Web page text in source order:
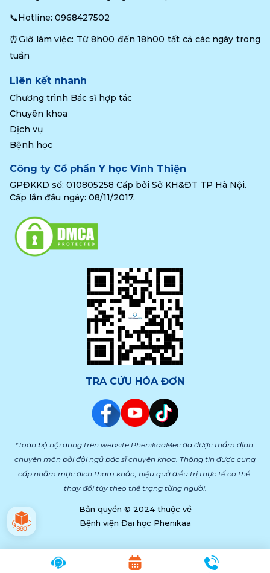
📞Hotline: 0968427502
⏰Giờ làm việc: Từ 8h00 đến 18h00 tất cả các ngày trong
tuần
Liên kết nhanh
Chương trình Bác sĩ hợp tác
Chuyên khoa
Dịch vụ
Bệnh học
Công ty Cổ phần Y học Vĩnh Thiện
GPĐKKD số: 010805258 Cấp bởi Sở KH&ĐT TP Hà Nội.
Cấp lần đầu ngày: 08/11/2017.
TRA CỨU HÓA ĐƠN
*Toàn bộ nội dung trên website PhenikaaMec đã được thẩm định
chuyên môn bởi đội ngũ bác sĩ chuyên khoa. Thông tin được cung
cấp nhằm mục đích tham khảo; hiệu quả điều trị thực tế có thể
thay đổi tùy theo thể trạng từng người.
Bản quyền © 2024 thuộc về
Bệnh viện Đại học Phenikaa